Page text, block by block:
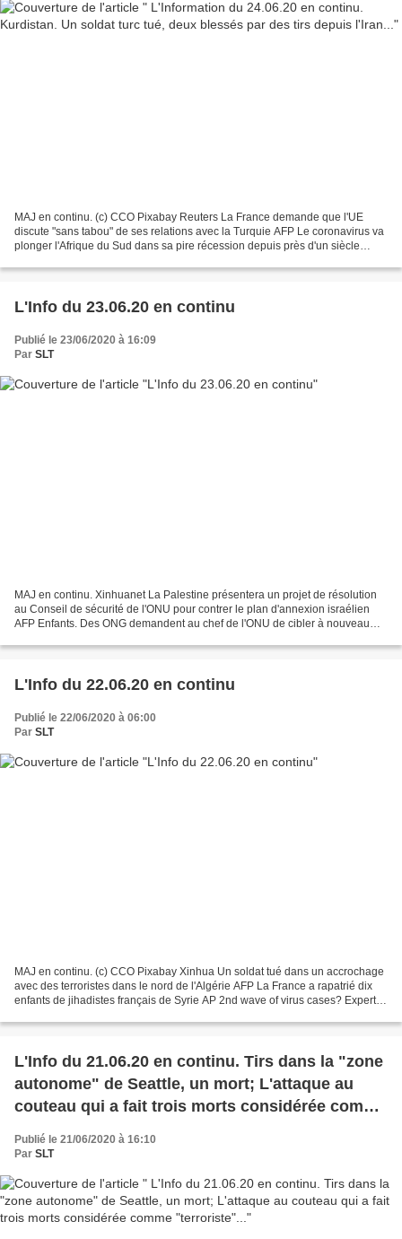
MAJ en continu. (c) CCO Pixabay Reuters La France demande que l'UE
discute "sans tabou" de ses relations avec la Turquie AFP Le coronavirus va
plonger l'Afrique du Sud dans sa pire récession depuis près d'un siècle
L'Info du 23.06.20 en continu
Publié le 23/06/2020 à 16:09
Par SLT
MAJ en continu. Xinhuanet La Palestine présentera un projet de résolution
au Conseil de sécurité de l'ONU pour contrer le plan d'annexion israélien
AFP Enfants. Des ONG demandent au chef de l'ONU de cibler à nouveau
L'Info du 22.06.20 en continu
Publié le 22/06/2020 à 06:00
Par SLT
MAJ en continu. (c) CCO Pixabay Xinhua Un soldat tué dans un accrochage
avec des terroristes dans le nord de l'Algérie AFP La France a rapatrié dix
enfants de jihadistes français de Syrie AP 2nd wave of virus cases? Experts
L'Info du 21.06.20 en continu. Tirs dans la "zone
autonome" de Seattle, un mort; L'attaque au
couteau qui a fait trois morts considérée comme
"terroriste"...
Publié le 21/06/2020 à 16:10
Par SLT